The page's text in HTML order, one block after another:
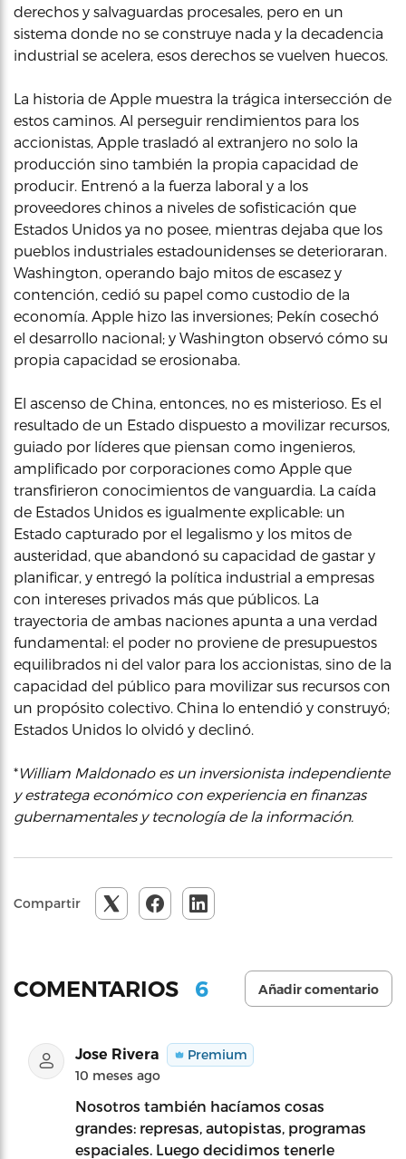
derechos y salvaguardas procesales, pero en un
sistema donde no se construye nada y la decadencia
industrial se acelera, esos derechos se vuelven huecos.
La historia de Apple muestra la trágica intersección de
estos caminos. Al perseguir rendimientos para los
accionistas, Apple trasladó al extranjero no solo la
producción sino también la propia capacidad de
producir. Entrenó a la fuerza laboral y a los
proveedores chinos a niveles de sofisticación que
Estados Unidos ya no posee, mientras dejaba que los
pueblos industriales estadounidenses se deterioraran.
Washington, operando bajo mitos de escasez y
contención, cedió su papel como custodio de la
economía. Apple hizo las inversiones; Pekín cosechó
el desarrollo nacional; y Washington observó cómo su
propia capacidad se erosionaba.
El ascenso de China, entonces, no es misterioso. Es el
resultado de un Estado dispuesto a movilizar recursos,
guiado por líderes que piensan como ingenieros,
amplificado por corporaciones como Apple que
transfirieron conocimientos de vanguardia. La caída
de Estados Unidos es igualmente explicable: un
Estado capturado por el legalismo y los mitos de
austeridad, que abandonó su capacidad de gastar y
planificar, y entregó la política industrial a empresas
con intereses privados más que públicos. La
trayectoria de ambas naciones apunta a una verdad
fundamental: el poder no proviene de presupuestos
equilibrados ni del valor para los accionistas, sino de la
capacidad del público para movilizar sus recursos con
un propósito colectivo. China lo entendió y construyó;
Estados Unidos lo olvidó y declinó.
*William Maldonado es un inversionista independiente
y estratega económico con experiencia en finanzas
gubernamentales y tecnología de la información.
Compartir
COMENTARIOS 6 Añadir comentario
Jose Rivera
Premium
10 meses ago
Nosotros también hacíamos cosas
grandes: represas, autopistas, programas
espaciales. Luego decidimos tenerle